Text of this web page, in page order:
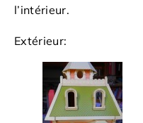
l’intérieur.
Extérieur: